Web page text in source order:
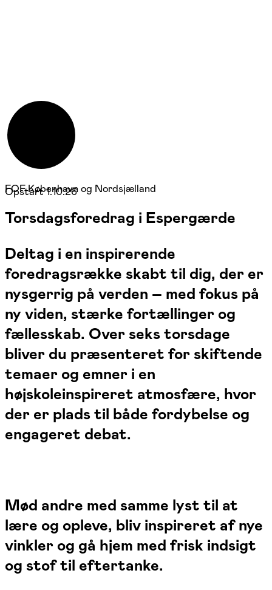
Opstart 1.10.26
FOF København og Nordsjælland
Torsdagsforedrag i Espergærde
Deltag i en inspirerende
foredragsrække skabt til dig, der er
nysgerrig på verden – med fokus på
ny viden, stærke fortællinger og
fællesskab. Over seks torsdage
bliver du præsenteret for skiftende
temaer og emner i en
højskoleinspireret atmosfære, hvor
der er plads til både fordybelse og
engageret debat.
Mød andre med samme lyst til at
lære og opleve, bliv inspireret af nye
vinkler og gå hjem med frisk indsigt
og stof til eftertanke.